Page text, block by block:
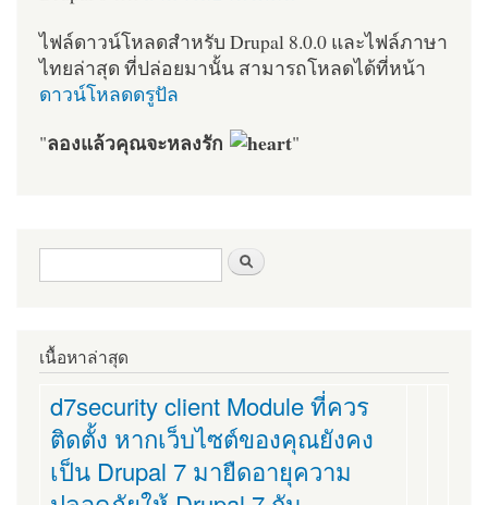
ไฟล์ดาวน์โหลดสำหรับ Drupal 8.0.0 และไฟล์ภาษา
ไทยล่าสุด ที่ปล่อยมานั้น สามารถโหลดได้ที่หน้า
ดาวน์โหลดดรูปัล
"ลองแล้วคุณจะหลงรัก "
ฟอร์มค้นหา
เนื้อหาล่าสุด
d7security client Module ที่ควร
ติดตั้ง หากเว็บไซต์ของคุณยังคง
เป็น Drupal 7 มายืดอายุความ